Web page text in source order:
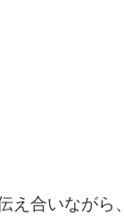
え合いながら、